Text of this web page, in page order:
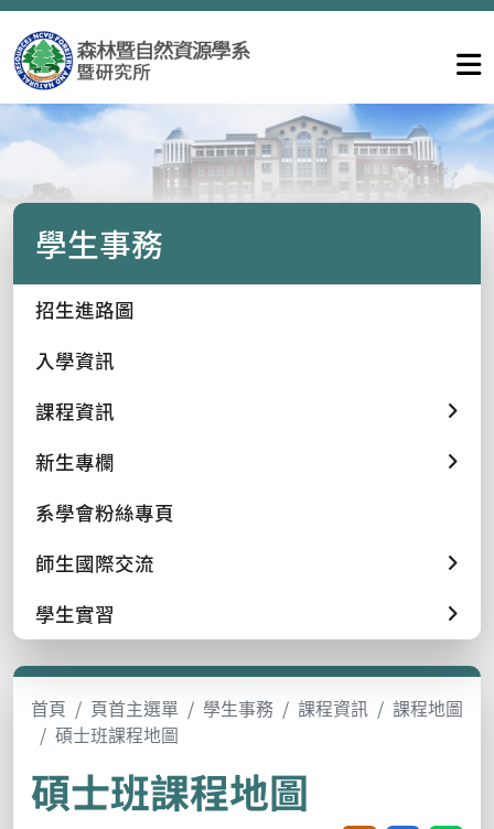
學生事務
招生進路圖
入學資訊
課程資訊
新生專欄
系學會粉絲專頁
師生國際交流
學生實習
首頁 頁首主選單 學生事務 課程資訊
課程地圖
碩士班課程地圖
碩士班課程地圖